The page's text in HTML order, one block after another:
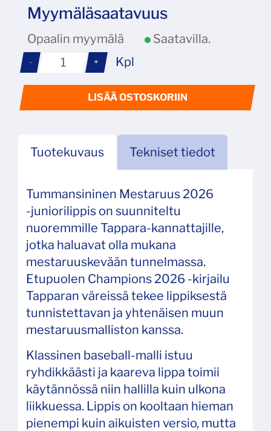
Myymäläsaatavuus
Opaalin myymälä Saatavilla.
- + Kpl
LISÄÄ OSTOSKORIIN
Tuotekuvaus Tekniset tiedot
Tummansininen Mestaruus 2026
‑juniorilippis on suunniteltu
nuoremmille Tappara‑kannattajille,
jotka haluavat olla mukana
mestaruuskevään tunnelmassa.
Etupuolen Champions 2026 ‑kirjailu
Tapparan väreissä tekee lippiksestä
tunnistettavan ja yhtenäisen muun
mestaruusmalliston kanssa.
Klassinen baseball‑malli istuu
ryhdikkäästi ja kaareva lippa toimii
käytännössä niin hallilla kuin ulkona
liikkuessa. Lippis on kooltaan hieman
pienempi kuin aikuisten versio, mutta